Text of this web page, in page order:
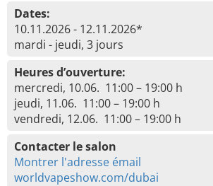
Dates:
10.11.2026 - 12.11.2026*
mardi - jeudi, 3 jours
Heures d’ouverture:
mercredi, 10.06. 11:00 – 19:00 h
jeudi, 11.06. 11:00 – 19:00 h
vendredi, 12.06. 11:00 – 19:00 h
Contacter le salon
Montrer l'adresse émail
worldvapeshow.com/dubai